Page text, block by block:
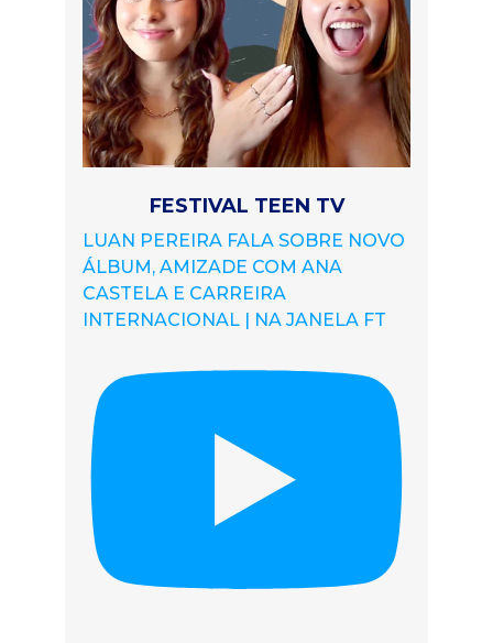
FESTIVAL TEEN TV
LUAN PEREIRA FALA SOBRE NOVO
ÁLBUM, AMIZADE COM ANA
CASTELA E CARREIRA
INTERNACIONAL | NA JANELA FT